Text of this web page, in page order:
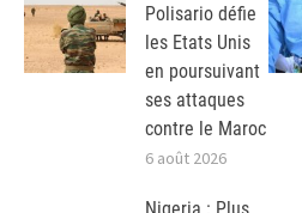
Polisario défie
les Etats Unis
en poursuivant
ses attaques
contre le Maroc
6 août 2026